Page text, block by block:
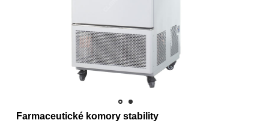
Farmaceutické komory stability